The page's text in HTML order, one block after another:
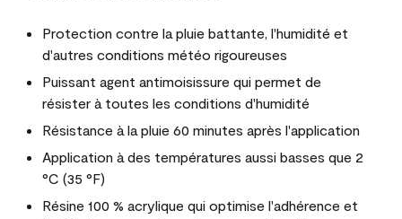
Protection contre la pluie battante, l'humidité et
d'autres conditions météo rigoureuses
Puissant agent antimoisissure qui permet de
résister à toutes les conditions d'humidité
Résistance à la pluie 60 minutes après l'application
Application à des températures aussi basses que 2
°C (35 °F)
Résine 100 % acrylique qui optimise l'adhérence et